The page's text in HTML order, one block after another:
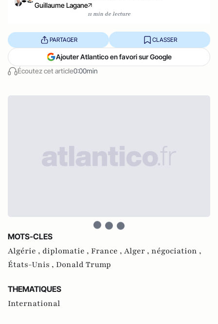
Guillaume Lagane
11 min de lecture
Écoutez cet article0:00min
PARTAGER CLASSER
Ajouter Atlantico en favori sur Google
MOTS-CLES
Algérie , diplomatie , France , Alger , négociation ,
États-Unis , Donald Trump
THEMATIQUES
International